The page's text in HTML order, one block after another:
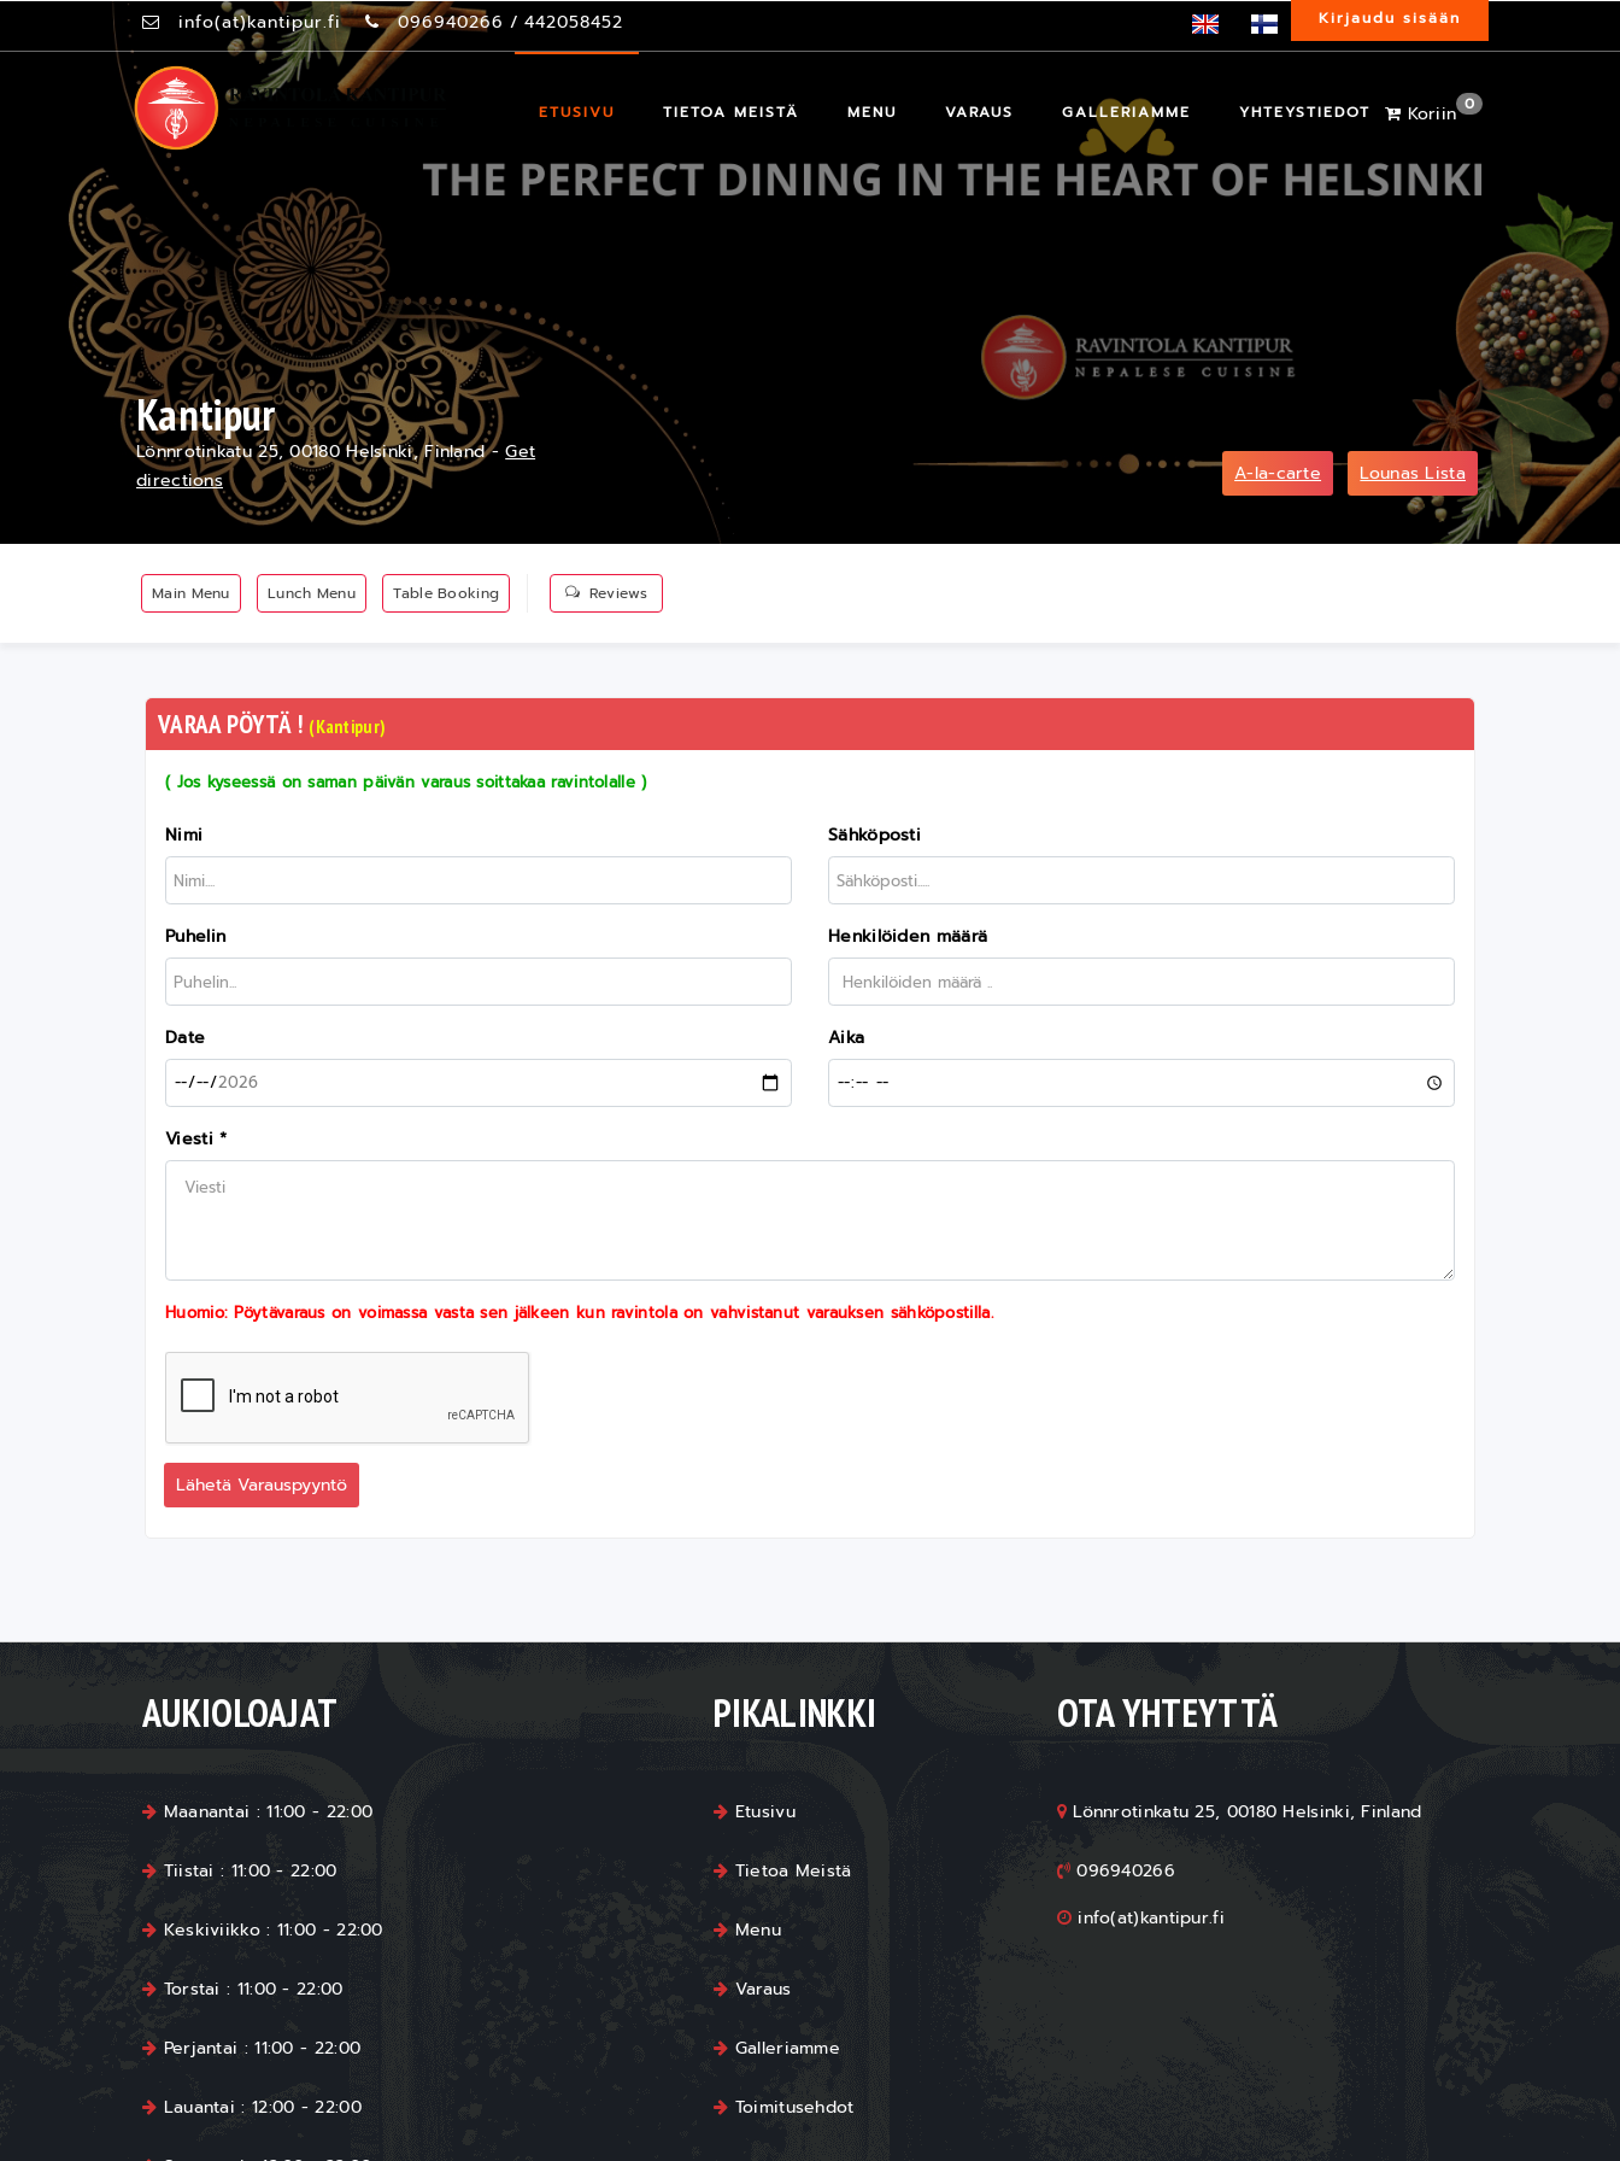
info(at)kantipur.fi 096940266 /442058452 Kirjaudu sisään
ETUSIVU TIETOA MEISTÄ MENU VARAUS GALLERIAMME YHTEYSTIEDOT Koriin0
Kantipur
Lönnrotinkatu 25, 00180 Helsinki, Finland -Get
directions
A-la-carte Lounas Lista
Main Menu Lunch Menu Table Booking Reviews
VARAA PÖYTÄ ! (Kantipur)
( Jos kyseessä on saman päivän varaus soittakaa ravintolalle )
Nimi Sähköposti
Puhelin Henkilöiden määrä
Date Aika
Viesti *
Huomio: Pöytävaraus on voimassa vasta sen jälkeen kun ravintola on vahvistanut varauksen sähköpostilla.
Lähetä Varauspyyntö
AUKIOLOAJAT
Maanantai : 11:00 - 22:00
Tiistai : 11:00 - 22:00
Keskiviikko : 11:00 - 22:00
Torstai : 11:00 - 22:00
Perjantai : 11:00 - 22:00
Lauantai : 12:00 - 22:00
PIKALINKKI
Etusivu
Tietoa Meistä
Menu
Varaus
Galleriamme
Toimitusehdot
OTA YHTEYTTÄ
Lönnrotinkatu 25, 00180 Helsinki, Finland
096940266
info(at)kantipur.fi